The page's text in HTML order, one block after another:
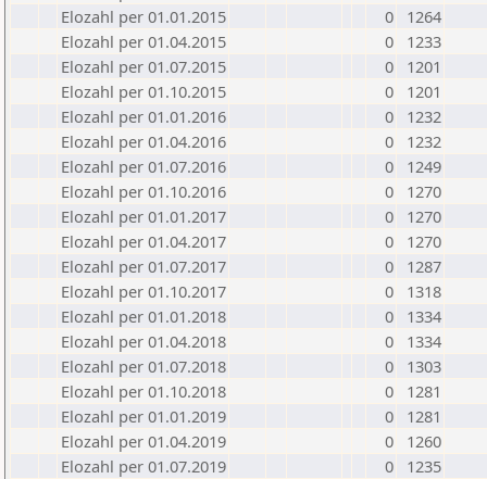
Elozahl per 01.01.2015
0
1264
Elozahl per 01.04.2015
0
1233
Elozahl per 01.07.2015
0
1201
Elozahl per 01.10.2015
0
1201
Elozahl per 01.01.2016
0
1232
Elozahl per 01.04.2016
0
1232
Elozahl per 01.07.2016
0
1249
Elozahl per 01.10.2016
0
1270
Elozahl per 01.01.2017
0
1270
Elozahl per 01.04.2017
0
1270
Elozahl per 01.07.2017
0
1287
Elozahl per 01.10.2017
0
1318
Elozahl per 01.01.2018
0
1334
Elozahl per 01.04.2018
0
1334
Elozahl per 01.07.2018
0
1303
Elozahl per 01.10.2018
0
1281
Elozahl per 01.01.2019
0
1281
Elozahl per 01.04.2019
0
1260
Elozahl per 01.07.2019
0
1235